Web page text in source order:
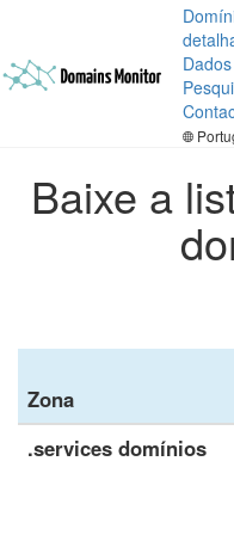
Baixe a
Zona
.services domínios